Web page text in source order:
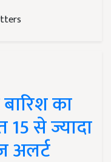
का
से ज्यादा
अलर्ट